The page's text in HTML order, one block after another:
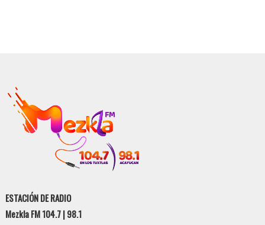
ESTACIÓN DE RADIO
Mezkla FM 104.7 | 98.1